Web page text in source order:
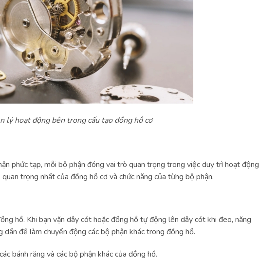
lý hoạt động bên trong cấu tạo đồng hồ cơ
phức tạp, mỗi bộ phận đóng vai trò quan trọng trong việc duy trì hoạt động
trọng nhất của đồng hồ cơ và chức năng của từng bộ phận.
hồ. Khi bạn vặn dây cót hoặc đồng hồ tự động lên dây cót khi đeo, năng
để làm chuyển động các bộ phận khác trong đồng hồ.
bánh răng và các bộ phận khác của đồng hồ.